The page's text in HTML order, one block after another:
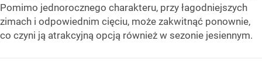
Pomimo jednorocznego charakteru, przy łagodniejszych
zimach i odpowiednim cięciu, może zakwitnąć ponownie,
co czyni ją atrakcyjną opcją również w sezonie jesiennym.